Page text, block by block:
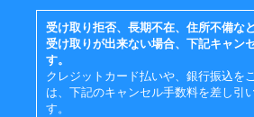
受け取り拒否、長期不在、住所不備な
受け取りが出来ない場合、下記キャン
す。
クレジットカード払いや、銀行振込を
は、下記のキャンセル手数料を差し引
す。